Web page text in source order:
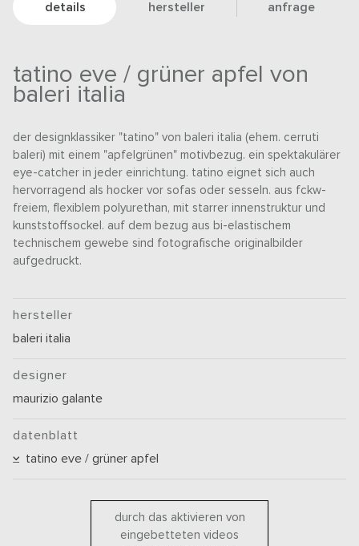
details hersteller anfrage
tatino eve / grüner apfel von
baleri italia
der designklassiker "tatino" von baleri italia (ehem. cerruti
baleri) mit einem "apfelgrünen" motivbezug. ein spektakulärer
eye-catcher in jeder einrichtung. tatino eignet sich auch
hervorragend als hocker vor sofas oder sesseln. aus fckw-
freiem, flexiblem polyurethan, mit starrer innenstruktur und
kunststoffsockel. auf dem bezug aus bi-elastischem
technischem gewebe sind fotografische originalbilder
aufgedruckt.
hersteller
baleri italia
designer
maurizio galante
datenblatt
tatino eve / grüner apfel
durch das aktivieren von
eingebetteten videos